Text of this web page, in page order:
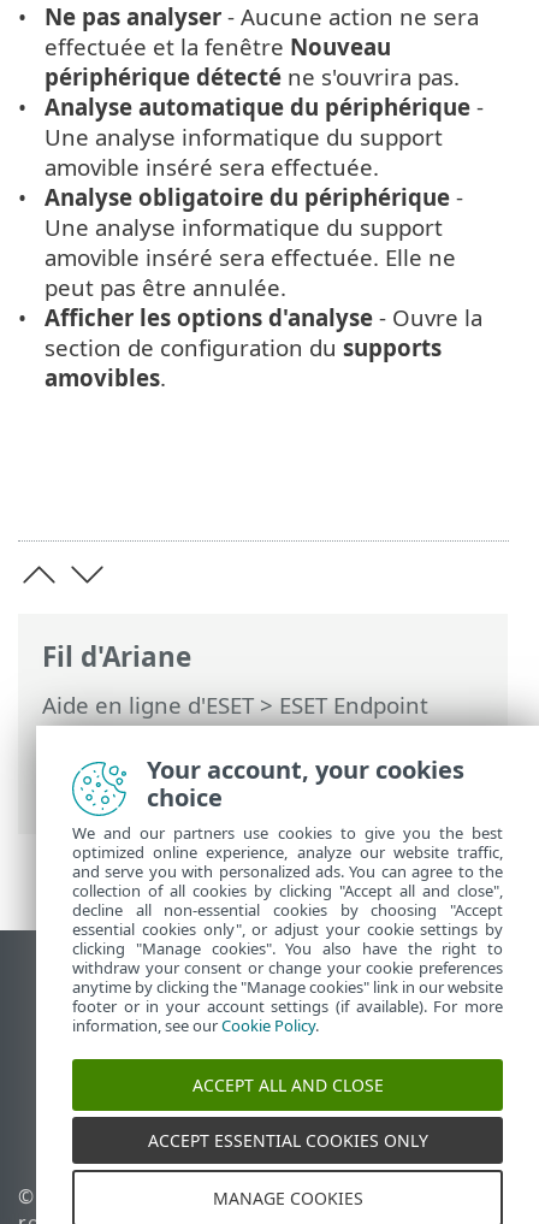
Fil d'Ariane
Aide en ligne d'ESET>ESET Endpoint
Security>Configuration avancée>
Analyse>Analyse du périphérique>
Supports amovibles
Ne pas analyser - Aucune action ne sera
effectuée et la fenêtre Nouveau
périphérique détecté ne s'ouvrira pas.
Analyse automatique du périphérique -
Une analyse informatique du support
amovible inséré sera effectuée.
Analyse obligatoire du périphérique -
Une analyse informatique du support
amovible inséré sera effectuée. Elle ne
peut pas être annulée.
Afficher les options d'analyse - Ouvre la
section de configuration dusupports
amovibles.
Afficher le site pour ordinateur de bureau
End of Life
Base de connaissances ESET
Forum ESET
ESET Status Portal
Assistance régionale
© 1992 - 2026 ESET, spol. s
Gérer les témoins
Your account, your cookies
choice
We and our partners use cookies to give you the best
optimized online experience, analyze our website traffic,
and serve you with personalized ads. You can agree to the
collection of all cookies by clicking "Accept all and close",
decline all non-essential cookies by choosing "Accept
essential cookies only", or adjust your cookie settings by
clicking "Manage cookies". You also have the right to
withdraw your consent or change your cookie preferences
anytime by clicking the "Manage cookies" link in our website
footer or in your account settings (if available). For more
information, see ourCookie Policy.
ACCEPT ALL AND CLOSE
ACCEPT ESSENTIAL COOKIES ONLY
MANAGE COOKIES